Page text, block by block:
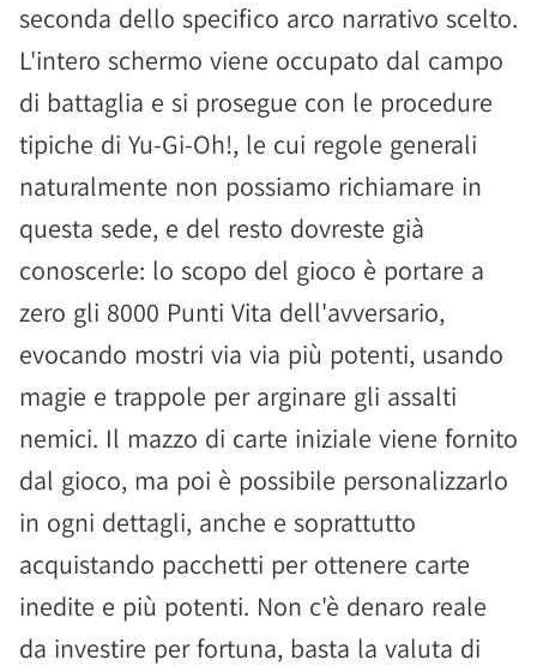
seconda dello specifico arco narrativo scelto.
L'intero schermo viene occupato dal campo
di battaglia e si prosegue con le procedure
tipiche di Yu-Gi-Oh!, le cui regole generali
naturalmente non possiamo richiamare in
questa sede, e del resto dovreste già
conoscerle: lo scopo del gioco è portare a
zero gli 8000 Punti Vita dell'avversario,
evocando mostri via via più potenti, usando
magie e trappole per arginare gli assalti
nemici. Il mazzo di carte iniziale viene fornito
dal gioco, ma poi è possibile personalizzarlo
in ogni dettagli, anche e soprattutto
acquistando pacchetti per ottenere carte
inedite e più potenti. Non c'è denaro reale
da investire per fortuna, basta la valuta di